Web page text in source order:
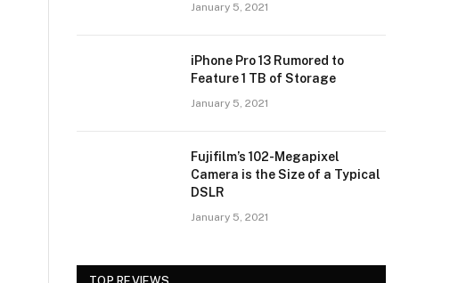
January 5, 2021
iPhone Pro 13 Rumored to
Feature 1 TB of Storage
January 5, 2021
Fujifilm’s 102-Megapixel
Camera is the Size of a Typical
DSLR
January 5, 2021